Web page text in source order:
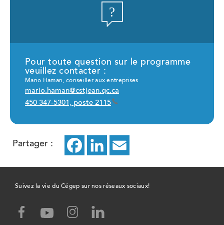
Partager : Facebook
ce
lien
ouvrira
dans
LinkedIn
ce
lien
ouvrira
lien
ouvrira
Pour toute question sur le programme
veuillez contacter :
Mario Haman, conseiller aux entreprises
mario.haman@cstjean.qc.ca
450 347-5301, poste 2115
Suivez la vie du Cégep sur nos réseaux sociaux!
facebook,youtube,instagram,
linked-